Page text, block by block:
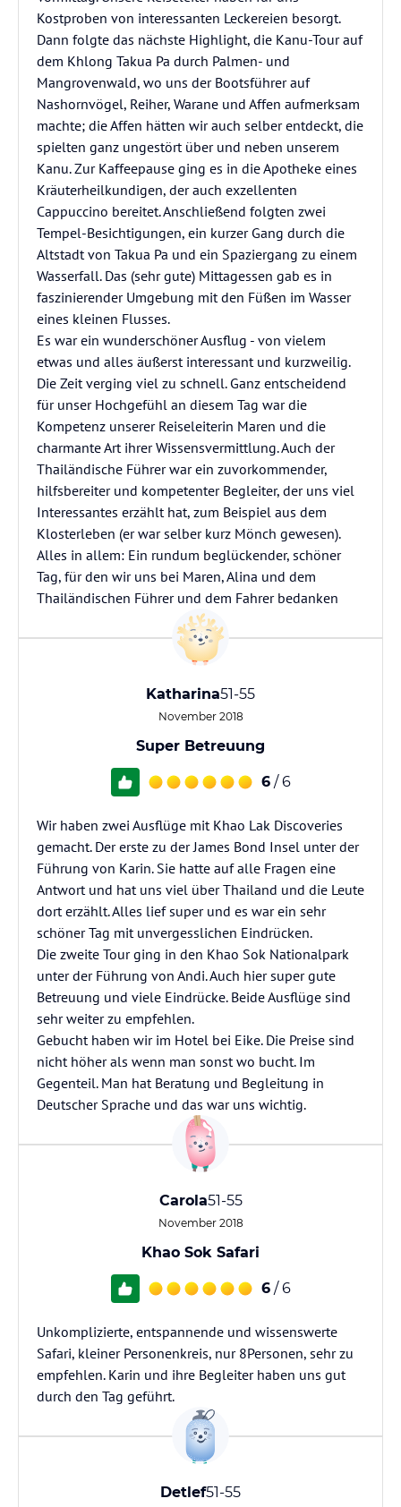
Kostproben von interessanten Leckereien besorgt.
Dann folgte das nächste Highlight, die Kanu-Tour auf
dem Khlong Takua Pa durch Palmen- und
Mangrovenwald, wo uns der Bootsführer auf
Nashornvögel, Reiher, Warane und Affen aufmerksam
machte; die Affen hätten wir auch selber entdeckt, die
spielten ganz ungestört über und neben unserem
Kanu. Zur Kaffeepause ging es in die Apotheke eines
Kräuterheilkundigen, der auch exzellenten
Cappuccino bereitet. Anschließend folgten zwei
Tempel-Besichtigungen, ein kurzer Gang durch die
Altstadt von Takua Pa und ein Spaziergang zu einem
Wasserfall. Das (sehr gute) Mittagessen gab es in
faszinierender Umgebung mit den Füßen im Wasser
eines kleinen Flusses.
Es war ein wunderschöner Ausflug - von vielem
etwas und alles äußerst interessant und kurzweilig.
Die Zeit verging viel zu schnell. Ganz entscheidend
für unser Hochgefühl an diesem Tag war die
Kompetenz unserer Reiseleiterin Maren und die
charmante Art ihrer Wissensvermittlung. Auch der
Thailändische Führer war ein zuvorkommender,
hilfsbereiter und kompetenter Begleiter, der uns viel
Interessantes erzählt hat, zum Beispiel aus dem
Klosterleben (er war selber kurz Mönch gewesen).
Alles in allem: Ein rundum beglückender, schöner
Tag, für den wir uns bei Maren, Alina und dem
Thailändischen Führer und dem Fahrer bedanken
Katharina51-55
November 2018
Super Betreuung
6 / 6
Wir haben zwei Ausflüge mit Khao Lak Discoveries
gemacht. Der erste zu der James Bond Insel unter der
Führung von Karin. Sie hatte auf alle Fragen eine
Antwort und hat uns viel über Thailand und die Leute
dort erzählt. Alles lief super und es war ein sehr
schöner Tag mit unvergesslichen Eindrücken.
Die zweite Tour ging in den Khao Sok Nationalpark
unter der Führung von Andi. Auch hier super gute
Betreuung und viele Eindrücke. Beide Ausflüge sind
sehr weiter zu empfehlen.
Gebucht haben wir im Hotel bei Eike. Die Preise sind
nicht höher als wenn man sonst wo bucht. Im
Gegenteil. Man hat Beratung und Begleitung in
Deutscher Sprache und das war uns wichtig.
Carola51-55
November 2018
Khao Sok Safari
6 / 6
Unkomplizierte, entspannende und wissenswerte
Safari, kleiner Personenkreis, nur 8Personen, sehr zu
empfehlen. Karin und ihre Begleiter haben uns gut
durch den Tag geführt.
Detlef51-55